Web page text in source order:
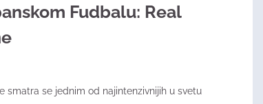
Fudbalu: Real
smatra se jednim od najintenzivnijih u svetu